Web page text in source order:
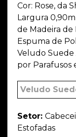
Cor: Rose, da
Largura
de Madeira
Espuma de
Veludo Suede
por Parafusos
Veludo
Setor:
Estofadas